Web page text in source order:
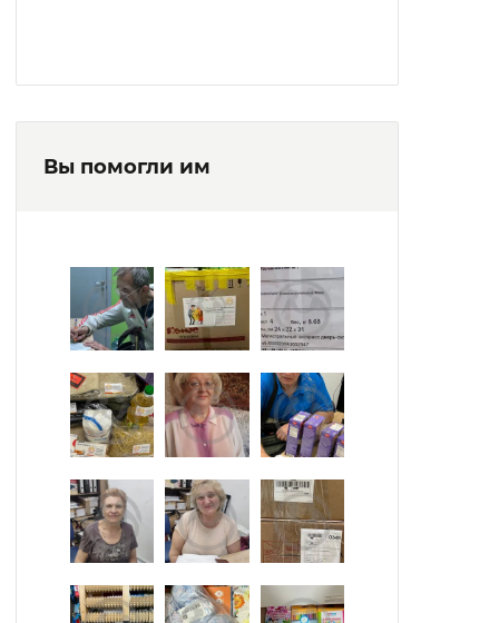
принадлежит 7 единиц автотранспорта
Вы помогли им